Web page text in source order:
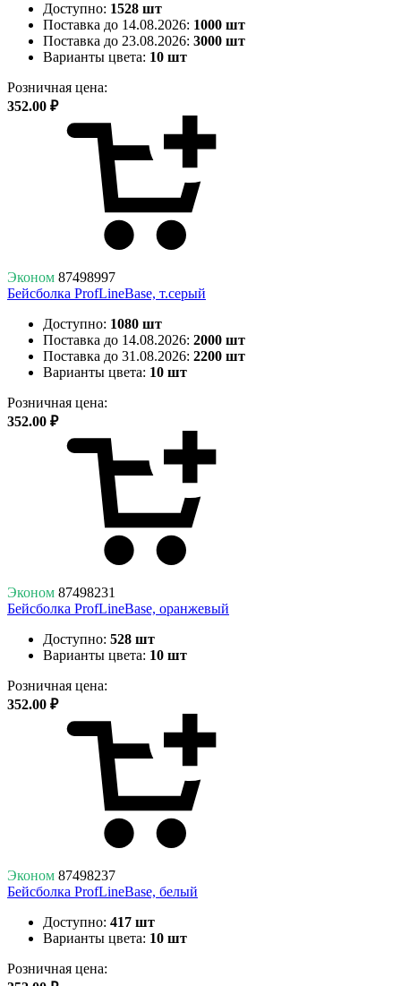
Доступно: 1528 шт
Поставка до 14.08.2026: 1000 шт
Поставка до 23.08.2026: 3000 шт
Варианты цвета: 10 шт
Розничная цена:
352.00 ₽
Эконом 87498997
Бейсболка ProfLineBase, т.серый
Доступно: 1080 шт
Поставка до 14.08.2026: 2000 шт
Поставка до 31.08.2026: 2200 шт
Варианты цвета: 10 шт
Розничная цена:
352.00 ₽
Эконом 87498231
Бейсболка ProfLineBase, оранжевый
Доступно: 528 шт
Варианты цвета: 10 шт
Розничная цена:
352.00 ₽
Эконом 87498237
Бейсболка ProfLineBase, белый
Доступно: 417 шт
Варианты цвета: 10 шт
Розничная цена: